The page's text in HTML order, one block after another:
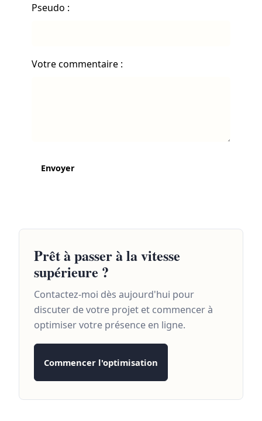
Pseudo :
Votre commentaire :
Envoyer
Prêt à passer à la vitesse
supérieure ?
Contactez-moi dès aujourd'hui pour
discuter de votre projet et commencer à
optimiser votre présence en ligne.
Commencer l'optimisation